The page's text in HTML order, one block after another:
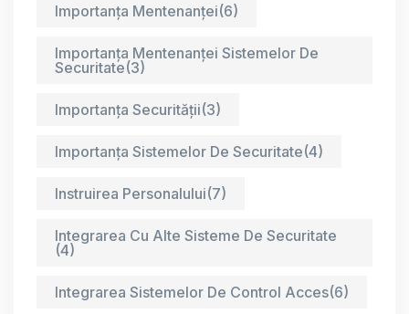
Importanța Mentenanței(6)
Importanța Mentenanței Sistemelor De
Securitate(3)
Importanța Securității(3)
Importanța Sistemelor De Securitate(4)
Instruirea Personalului(7)
Integrarea Cu Alte Sisteme De Securitate
(4)
Integrarea Sistemelor De Control Acces(6)